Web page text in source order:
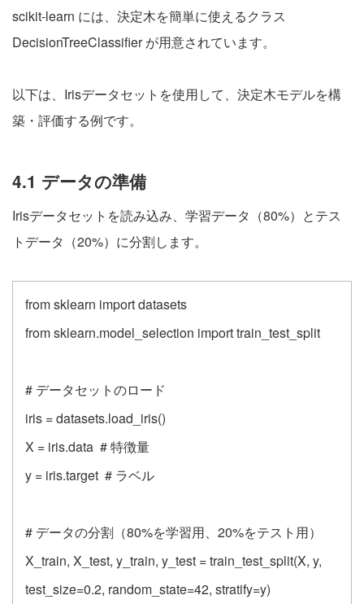
scikit-learn には、決定木を簡単に使えるクラス
DecisionTreeClassifier が用意されています。
以下は、Irisデータセットを使用して、決定木モデルを構
築・評価する例です。
4.1 データの準備
Irisデータセットを読み込み、学習データ（80%）とテス
トデータ（20%）に分割します。
from sklearn import datasets
from sklearn.model_selection import train_test_split
# データセットのロード
iris = datasets.load_iris()
X = iris.data # 特徴量
y = iris.target # ラベル
# データの分割（80%を学習用、20%をテスト用）
X_train, X_test, y_train, y_test = train_test_split(X, y,
test_size=0.2, random_state=42, stratify=y)